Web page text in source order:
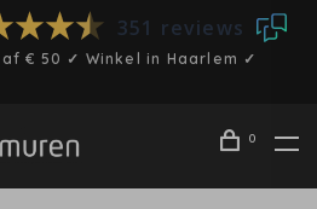
351 reviews
€ 50 ✓ Winkel in Haarlem ✓
0